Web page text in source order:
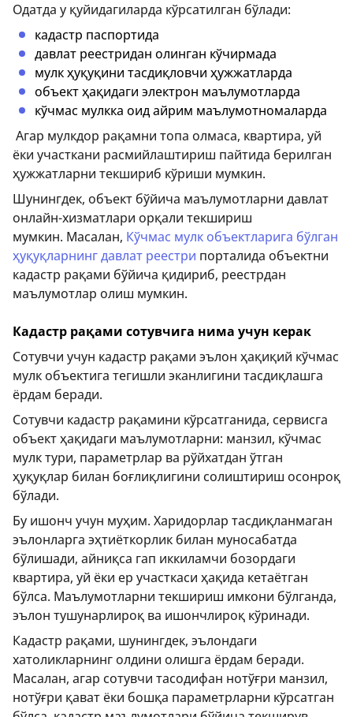
Одатда у қуйидагиларда кўрсатилган бўлади:
кадастр паспортида
давлат реестридан олинган кўчирмада
мулк ҳуқуқини тасдиқловчи ҳужжатларда
объект ҳақидаги электрон маълумотларда
кўчмас мулкка оид айрим маълумотномаларда
Агар мулкдор рақамни топа олмаса, квартира, уй
ёки участкани расмийлаштириш пайтида берилган
ҳужжатларни текшириб кўриши мумкин.
Шунингдек, объект бўйича маълумотларни давлат
онлайн-хизматлари орқали текшириш
мумкин. Масалан, Кўчмас мулк объектларига бўлган
ҳуқуқларнинг давлат реестри порталида объектни
кадастр рақами бўйича қидириб, реестрдан
маълумотлар олиш мумкин.
Кадастр рақами сотувчига нима учун керак
Сотувчи учун кадастр рақами эълон ҳақиқий кўчмас
мулк объектига тегишли эканлигини тасдиқлашга
ёрдам беради.
Сотувчи кадастр рақамини кўрсатганида, сервисга
объект ҳақидаги маълумотларни: манзил, кўчмас
мулк тури, параметрлар ва рўйхатдан ўтган
ҳуқуқлар билан боғлиқлигини солиштириш осонроқ
бўлади.
Бу ишонч учун муҳим. Харидорлар тасдиқланмаган
эълонларга эҳтиёткорлик билан муносабатда
бўлишади, айниқса гап иккиламчи бозордаги
квартира, уй ёки ер участкаси ҳақида кетаётган
бўлса. Маълумотларни текшириш имкони бўлганда,
эълон тушунарлироқ ва ишончлироқ кўринади.
Кадастр рақами, шунингдек, эълондаги
хатоликларнинг олдини олишга ёрдам беради.
Масалан, агар сотувчи тасодифан нотўғри манзил,
нотўғри қават ёки бошқа параметрларни кўрсатган